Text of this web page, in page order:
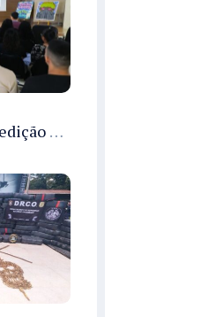
Sejusc participa da 5ª edição do Caminhos Literários com foco na cultura hip-hop nas unidades socioeducativas